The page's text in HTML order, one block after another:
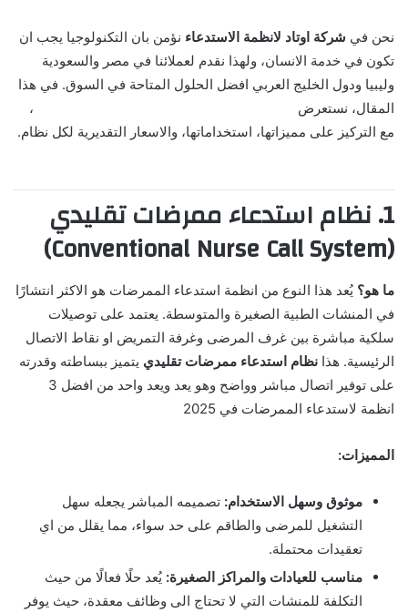
نحن في شركة اوتاد لانظمة الاستدعاء نؤمن بان التكنولوجيا يجب ان
تكون في خدمة الانسان، ولهذا نقدم لعملائنا في مصر والسعودية
وليبيا ودول الخليج العربي افضل الحلول المتاحة في السوق. في هذا
المقال، نستعرض
،
مع التركيز على مميزاتها، استخداماتها، والاسعار التقديرية لكل نظام.
1. نظام استدعاء ممرضات تقليدي
(Conventional Nurse Call System)
ما هو؟ يُعد هذا النوع من انظمة استدعاء الممرضات هو الاكثر انتشارًا
في المنشات الطبية الصغيرة والمتوسطة. يعتمد على توصيلات
سلكية مباشرة بين غرف المرضى وغرفة التمريض او نقاط الاتصال
الرئيسية. هذا نظام استدعاء ممرضات تقليدي يتميز ببساطته وقدرته
على توفير اتصال مباشر وواضح وهو يعد ويعد واحد من افضل 3
انظمة لاستدعاء الممرضات في 2025
المميزات:
موثوق وسهل الاستخدام: تصميمه المباشر يجعله سهل
التشغيل للمرضى والطاقم على حد سواء، مما يقلل من اي
تعقيدات محتملة.
مناسب للعيادات والمراكز الصغيرة: يُعد حلًا فعالًا من حيث
التكلفة للمنشات التي لا تحتاج الى وظائف معقدة، حيث يوفر